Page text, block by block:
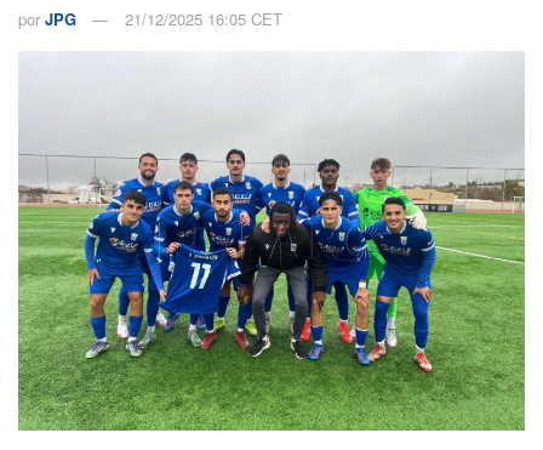
por JPG 21/12/2025 16:05 CET